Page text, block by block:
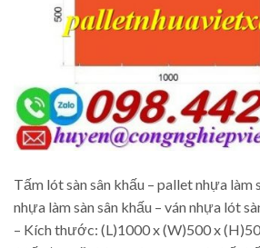
Tấm lót sàn sân khấu – pallet nhựa làm
nhựa làm sàn sân khấu – ván nhựa lót
– Kích thước: (L)1000 x (W)500 x